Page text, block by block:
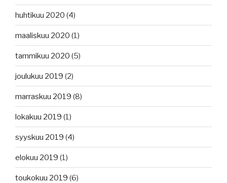
huhtikuu 2020 (4)
maaliskuu 2020 (1)
tammikuu 2020 (5)
joulukuu 2019 (2)
marraskuu 2019 (8)
lokakuu 2019 (1)
syyskuu 2019 (4)
elokuu 2019 (1)
toukokuu 2019 (6)